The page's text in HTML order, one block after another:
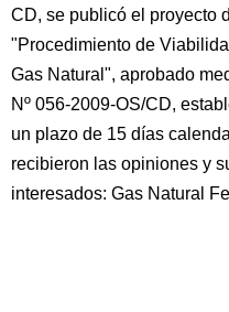
CD, se publicó el proyecto
"Procedimiento de
Gas Natural", aprobado
Nº 056-2009-OS/CD,
un plazo de 15 días
recibieron las opiniones y
interesados: Gas Natural